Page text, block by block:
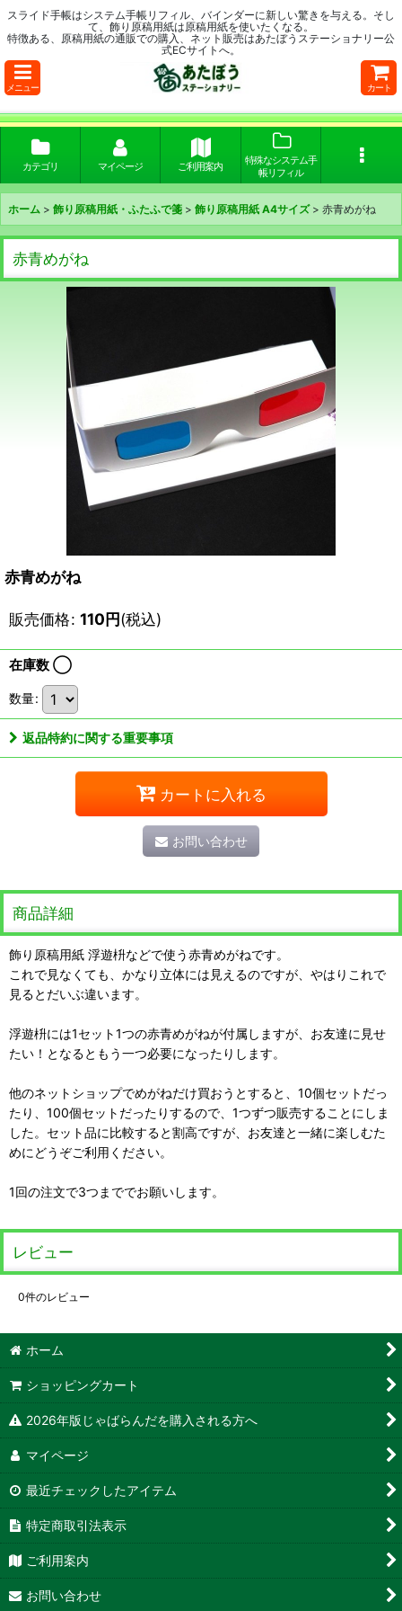
スライド手帳はシステム手帳リフィル、バインダーに新しい驚きを与える。そし
て、飾り原稿用紙は原稿用紙を使いたくなる。
特徴ある、原稿用紙の通販での購入、ネット販売はあたぼうステーショナリー公
式ECサイトへ。
メニュー カート
カテゴリ マイページ ご利用案内
特殊なシステム手
帳リフィル
ホーム > 飾り原稿用紙・ふたふで箋 > 飾り原稿用紙 A4サイズ > 赤青めがね
赤青めがね
赤青めがね
販売価格: 110円(税込)
在庫数 ◯
数量:
返品特約に関する重要事項
カートに入れる
お問い合わせ
商品詳細
飾り原稿用紙 浮遊枡などで使う赤青めがねです。
これで見なくても、かなり立体には見えるのですが、やはりこれで
見るとだいぶ違います。
浮遊枡には1セット1つの赤青めがねが付属しますが、お友達に見せ
たい！となるともう一つ必要になったりします。
他のネットショップでめがねだけ買おうとすると、10個セットだっ
たり、100個セットだったりするので、1つずつ販売することにしま
した。セット品に比較すると割高ですが、お友達と一緒に楽しむた
めにどうぞご利用ください。
1回の注文で3つまででお願いします。
レビュー
0件のレビュー
ホーム
ショッピングカート
2026年版じゃばらんだを購入される方へ
マイページ
最近チェックしたアイテム
特定商取引法表示
ご利用案内
お問い合わせ